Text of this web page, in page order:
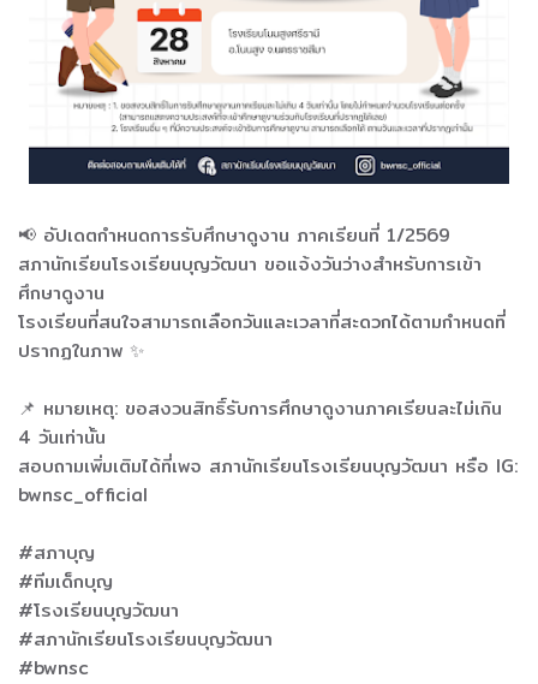
📢 อัปเดตกำหนดการรับศึกษาดูงาน ภาคเรียนที่ 1/2569
สภานักเรียนโรงเรียนบุญวัฒนา ขอแจ้งวันว่างสำหรับการเข้า
ศึกษาดูงาน
โรงเรียนที่สนใจสามารถเลือกวันและเวลาที่สะดวกได้ตามกำหนดที่
ปรากฏในภาพ ✨
📌 หมายเหตุ: ขอสงวนสิทธิ์รับการศึกษาดูงานภาคเรียนละไม่เกิน
4 วันเท่านั้น
สอบถามเพิ่มเติมได้ที่เพจ สภานักเรียนโรงเรียนบุญวัฒนา หรือ IG:
bwnsc_official
#สภาบุญ
#ทีมเด็กบุญ
#โรงเรียนบุญวัฒนา
#สภานักเรียนโรงเรียนบุญวัฒนา
#bwnsc